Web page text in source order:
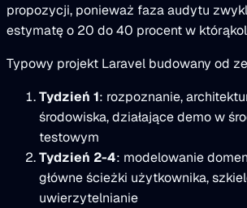
propozycji, ponieważ faza audytu
estymatę o 20 do 40 procent w
Typowy projekt Laravel budowany od
Tydzień 1: rozpoznanie,
środowiska, działające demo w
testowym
Tydzień 2-4: modelowanie
główne ścieżki użytkownika,
uwierzytelnianie